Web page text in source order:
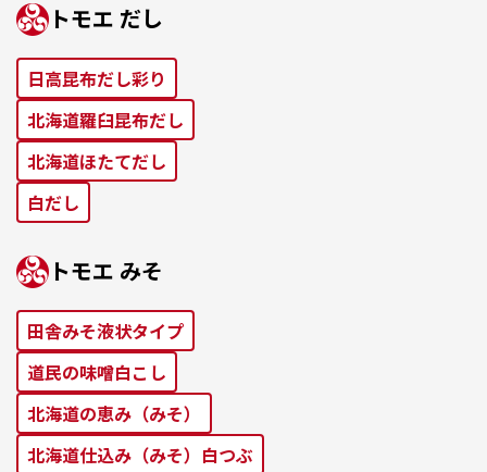
トモエ だし
⽇⾼昆布だし彩り
北海道羅⾅昆布だし
北海道ほたてだし
⽩だし
トモエ みそ
田舎みそ液状タイプ
道⺠の味噌⽩こし
北海道の恵み（みそ）
北海道仕込み（みそ）⽩つぶ